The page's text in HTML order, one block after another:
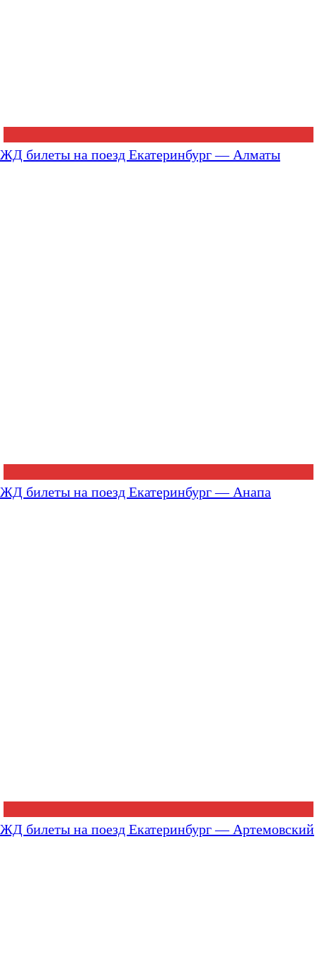
ЖД билеты на поезд Екатеринбург — Алматы
ЖД билеты на поезд Екатеринбург — Анапа
ЖД билеты на поезд Екатеринбург — Артемовский